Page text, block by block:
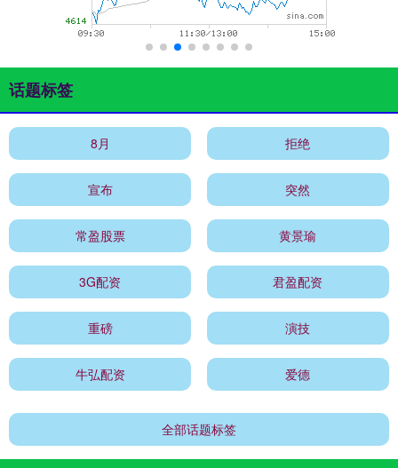
话题标签
8月 拒绝
宣布 突然
常盈股票 黄景瑜
3G配资 君盈配资
重磅 演技
牛弘配资 爱德
全部话题标签